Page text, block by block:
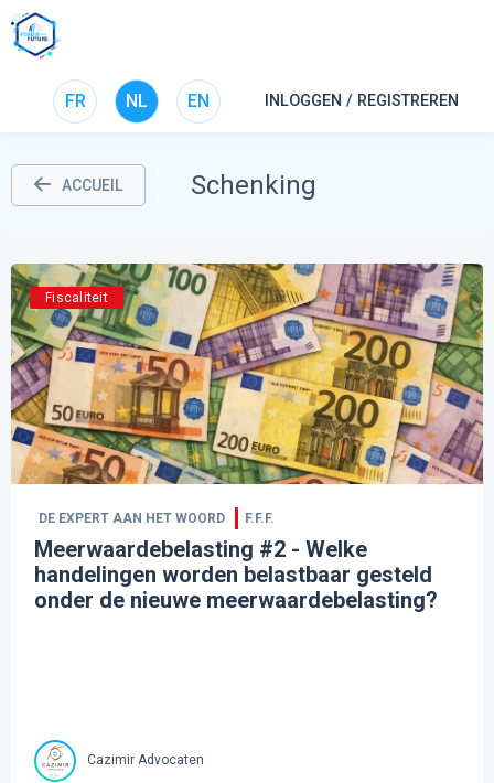
FR NL EN INLOGGEN / REGISTREREN
ACCUEIL Schenking
Fiscaliteit
DE EXPERT AAN HET WOORD F.F.F.
Meerwaardebelasting #2 - Welke
handelingen worden belastbaar gesteld
onder de nieuwe meerwaardebelasting?
Cazimir Advocaten